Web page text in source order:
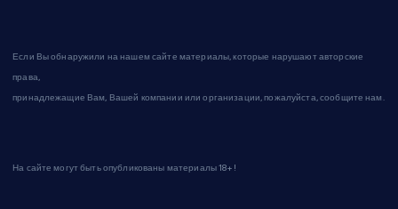
Если Вы обнаружили на нашем сайте материалы, которые нарушают авторские
права,
принадлежащие Вам, Вашей компании или организации, пожалуйста, сообщите нам.
На сайте могут быть опубликованы материалы 18+!